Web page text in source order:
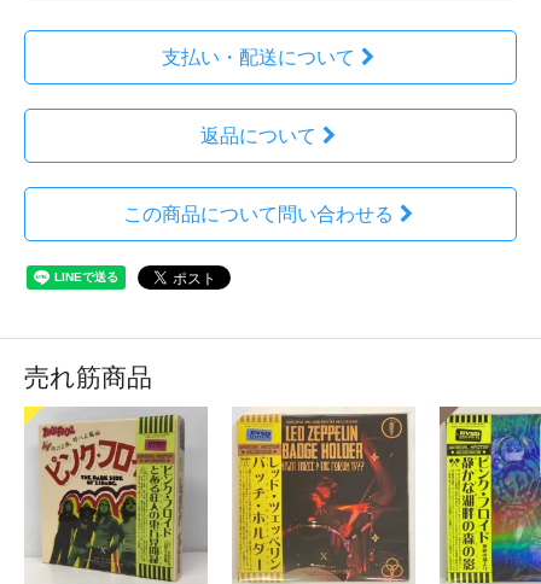
支払い・配送について
返品について
この商品について問い合わせる
売れ筋商品